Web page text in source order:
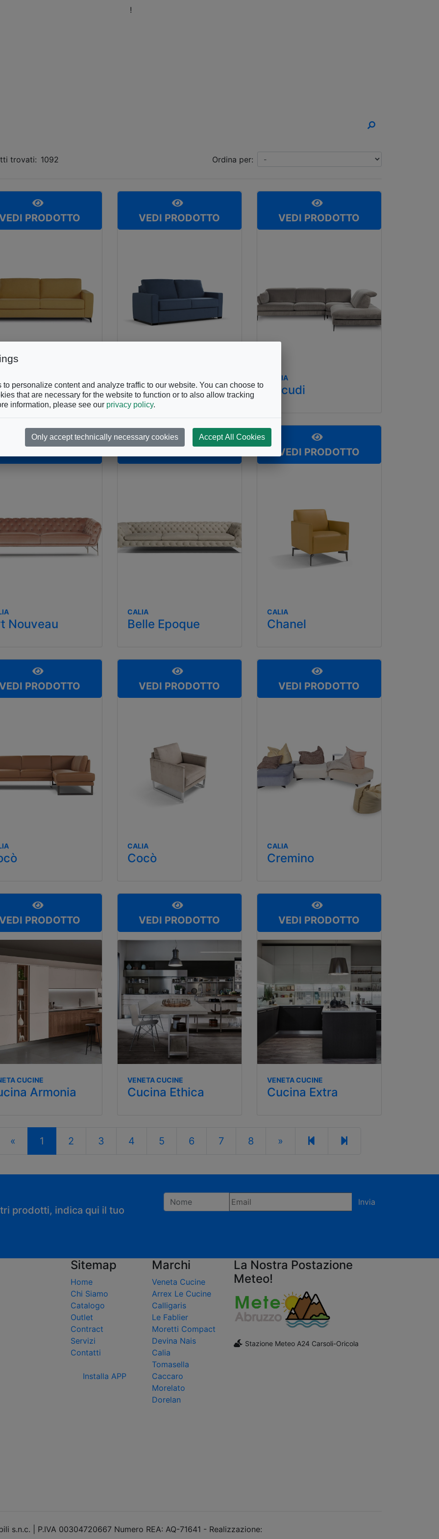
!
trovati: 1092 Ordina per:
PRODOTTO VEDI PRODOTTO
Alfa_1
VEDI PRODOTTO
CALIA
Alicudi
Nouveau
CALIA
Belle Epoque
VEDI PRODOTTO
CALIA
Chanel
PRODOTTO VEDI PRODOTTO
CALIA
Cocò
VEDI PRODOTTO
CALIA
Cremino
PRODOTTO
CUCINE
Armonia
VEDI PRODOTTO
VENETA CUCINE
Cucina Ethica
VEDI PRODOTTO
VENETA CUCINE
Cucina Extra
« 1 2 3 4 5 6 7 8 »
prodotti, indica qui il tuo
Invia
Sitemap
Home
Chi Siamo
Catalogo
Outlet
Contract
Servizi
Contatti
Installa APP
Marchi
Veneta Cucine
Arrex Le Cucine
Calligaris
Le Fablier
Moretti Compact
Devina Nais
Calia
Tomasella
Caccaro
Morelato
Dorelan
La Nostra Postazione
Meteo!
Stazione Meteo A24 Carsoli-Oricola
s.n.c. | P.IVA 00304720667 Numero REA: AQ-71641 - Realizzazione:
to personalize content and analyze traffic to our website. You can choose to
that are necessary for the website to function or to also allow tracking
information, please see our privacy policy.
Only accept technically necessary cookies Accept All Cookies